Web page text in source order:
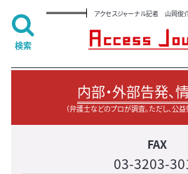
アクセスジャーナル記者 山岡俊
内部・外部告発、
（弁護士などのプロが調査。ただし、公
FAX
03-3203-
検索